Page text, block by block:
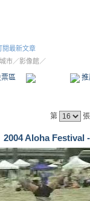
閱最新文章
市／影像館／
區 影像館
第
2004 Aloha Festival